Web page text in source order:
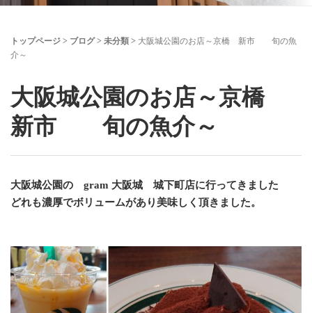
トップページ > ブログ> 未分類 > 大阪城公園のお店～京橋 新市 旬の魚
介～
大阪城公園のお店～京橋
新市 旬の魚介～
大阪城公園の gram 大阪城 城下町店に行ってきました
どれも濃厚でボリュームがあり美味しく頂きました。